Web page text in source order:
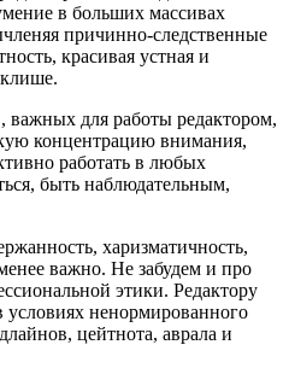
в больших массивах
причинно-следственные
красивая устная и
для работы редактором,
концентрацию внимания,
работать в любых
быть наблюдательным,
харизматичность,
важно. Не забудем и про
этики. Редактору
условиях ненормированного
цейтнота, аврала и